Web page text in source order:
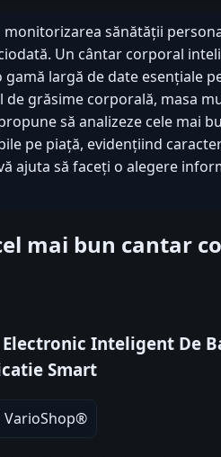
sănătății
Un cântar corporal
largă de date esențiale
grăsime corporală, masa
să analizeze cele mai
pe piață, evidențiind
ajuta să faceți o alegere
mai bun cantar
Electronic Inteligent De
Smart
VarioShop®